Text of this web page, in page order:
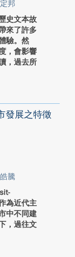
邦
史文本故
來了許多
驗。然
，會影響
，過去所
發展之特徵
騰
為近代主
中不同建
，過往文